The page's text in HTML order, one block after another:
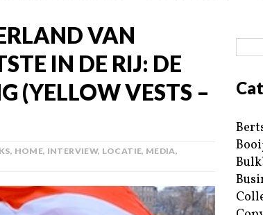
VAN
IN DE RIJ: DE
(YELLOW VESTS –
, HOME, INTERVIEW, LOCATIE, MEDIA,